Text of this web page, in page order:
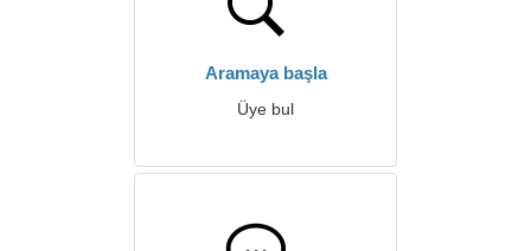
Aramaya başla
Üye bul